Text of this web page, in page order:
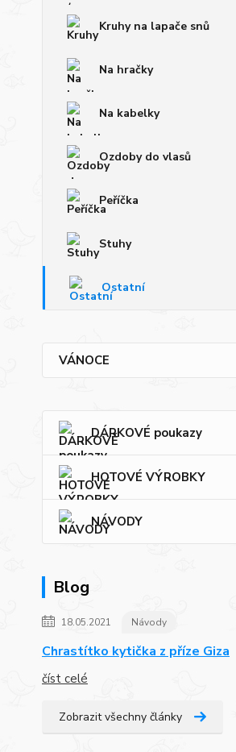
Kruhy na lapače snů
Na hračky
Na kabelky
Ozdoby do vlasů
Peříčka
Stuhy
Ostatní
VÁNOCE
DÁRKOVÉ poukazy
HOTOVÉ VÝROBKY
NÁVODY
Blog
18.05.2021 Návody
Chrastítko kytička z příze Giza
číst celé
Zobrazit všechny články